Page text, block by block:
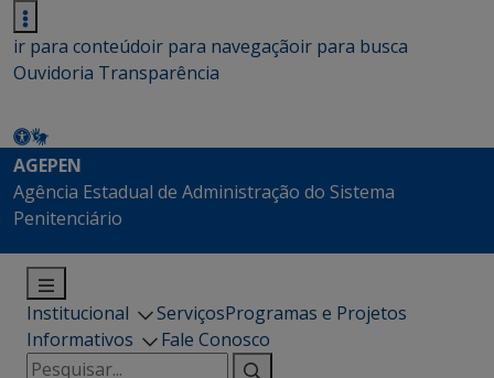
ir para conteúdoir para navegaçãoir para busca
Ouvidoria Transparência
AGEPEN
Agência Estadual de Administração do Sistema
Penitenciário
Institucional ServiçosProgramas e Projetos
Informativos
Fale Conosco
Pesquisar